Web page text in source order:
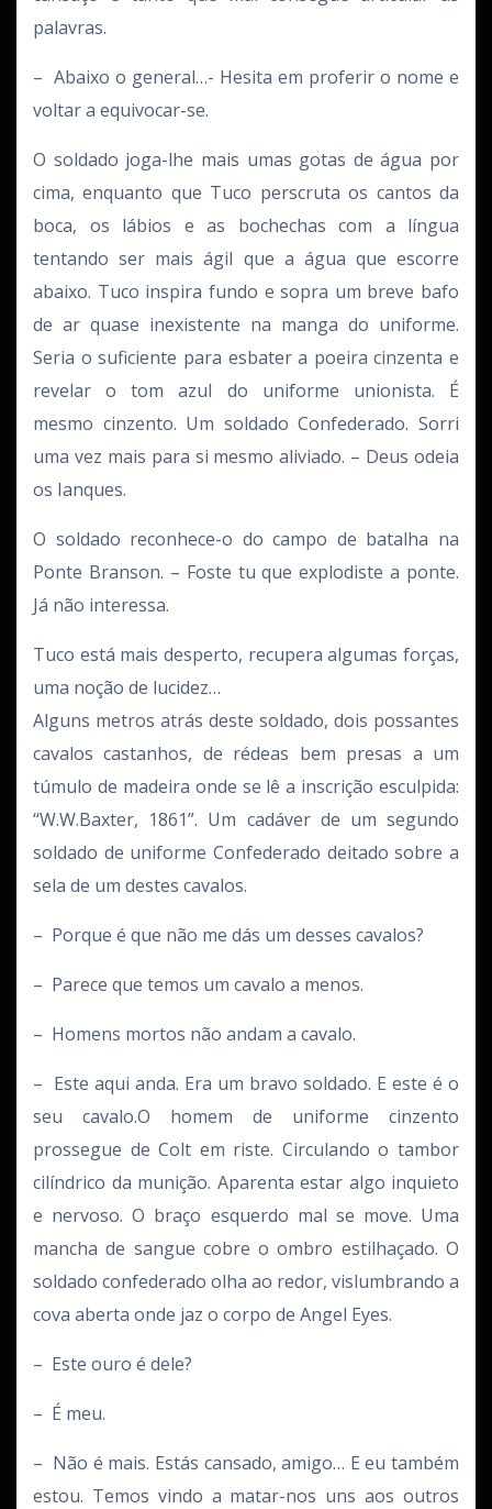
palavras.
– Abaixo o general…- Hesita em proferir o nome e
voltar a equivocar-se.
O soldado joga-lhe mais umas gotas de água por
cima, enquanto que Tuco perscruta os cantos da
boca, os lábios e as bochechas com a língua
tentando ser mais ágil que a água que escorre
abaixo. Tuco inspira fundo e sopra um breve bafo
de ar quase inexistente na manga do uniforme.
Seria o suficiente para esbater a poeira cinzenta e
revelar o tom azul do uniforme unionista. É
mesmo cinzento. Um soldado Confederado. Sorri
uma vez mais para si mesmo aliviado. – Deus odeia
os Ianques.
O soldado reconhece-o do campo de batalha na
Ponte Branson. – Foste tu que explodiste a ponte.
Já não interessa.
Tuco está mais desperto, recupera algumas forças,
uma noção de lucidez…
Alguns metros atrás deste soldado, dois possantes
cavalos castanhos, de rédeas bem presas a um
túmulo de madeira onde se lê a inscrição esculpida:
“W.W.Baxter, 1861”. Um cadáver de um segundo
soldado de uniforme Confederado deitado sobre a
sela de um destes cavalos.
– Porque é que não me dás um desses cavalos?
– Parece que temos um cavalo a menos.
– Homens mortos não andam a cavalo.
– Este aqui anda. Era um bravo soldado. E este é o
seu cavalo.O homem de uniforme cinzento
prossegue de Colt em riste. Circulando o tambor
cilíndrico da munição. Aparenta estar algo inquieto
e nervoso. O braço esquerdo mal se move. Uma
mancha de sangue cobre o ombro estilhaçado. O
soldado confederado olha ao redor, vislumbrando a
cova aberta onde jaz o corpo de Angel Eyes.
– Este ouro é dele?
– É meu.
– Não é mais. Estás cansado, amigo… E eu também
estou. Temos vindo a matar-nos uns aos outros